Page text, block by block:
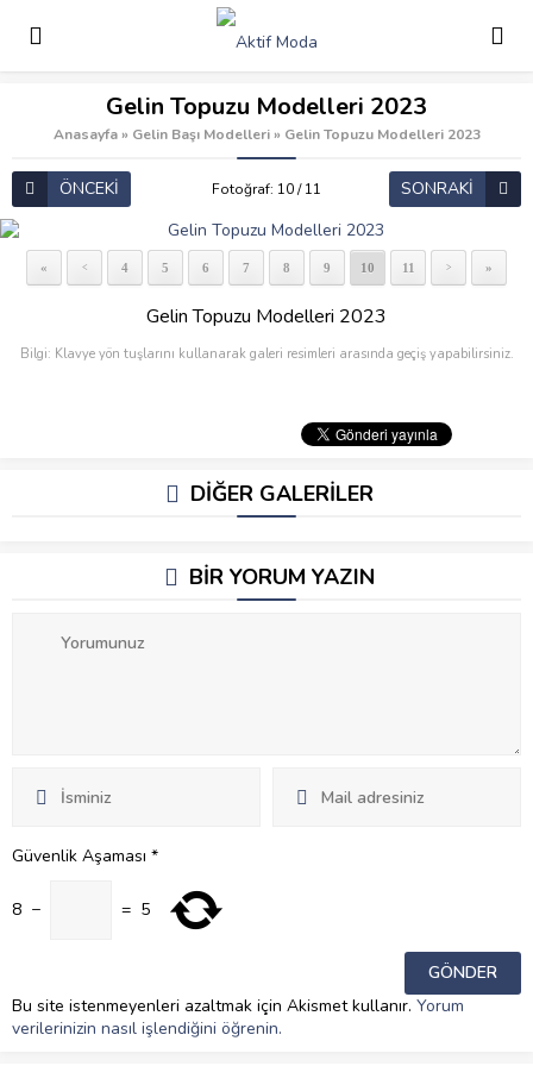
Gelin Topuzu Modelleri 2023
Anasayfa » Gelin Başı Modelleri » Gelin Topuzu Modelleri 2023
ÖNCEKİ Fotoğraf: 10 / 11 SONRAKİ
« < 4 5 6 7 8 9 10 11 > »
Gelin Topuzu Modelleri 2023
Bilgi: Klavye yön tuşlarını kullanarak galeri resimleri arasında geçiş yapabilirsiniz.
DİĞER GALERİLER
BİR YORUM YAZIN
Güvenlik Aşaması *
8 − = 5
Bu site istenmeyenleri azaltmak için Akismet kullanır. Yorum
verilerinizin nasıl işlendiğini öğrenin.